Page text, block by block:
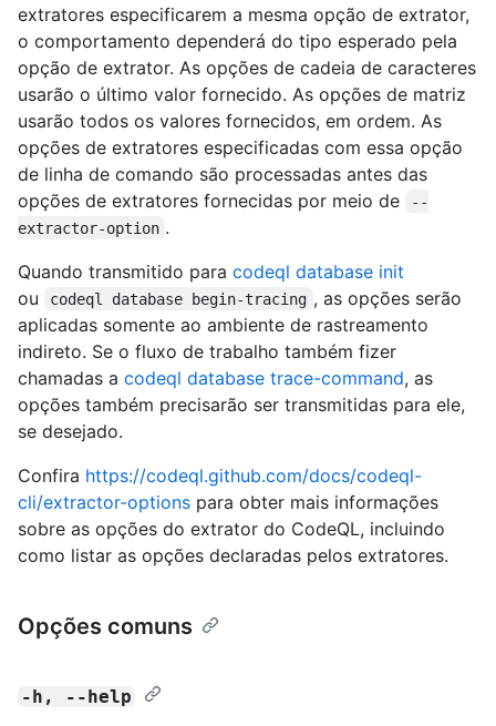
extratores especificarem a mesma opção de extrator,
o comportamento dependerá do tipo esperado pela
opção de extrator. As opções de cadeia de caracteres
usarão o último valor fornecido. As opções de matriz
usarão todos os valores fornecidos, em ordem. As
opções de extratores especificadas com essa opção
de linha de comando são processadas antes das
opções de extratores fornecidas por meio de
--
extractor-option .
Quando transmitido para codeql database init
ou
codeql database begin-tracing , as opções serão
aplicadas somente ao ambiente de rastreamento
indireto. Se o fluxo de trabalho também fizer
chamadas a codeql database trace-command, as
opções também precisarão ser transmitidas para ele,
se desejado.
Confira https://codeql.github.com/docs/codeql-
cli/extractor-options para obter mais informações
sobre as opções do extrator do CodeQL, incluindo
como listar as opções declaradas pelos extratores.
Opções comuns
-h, --help